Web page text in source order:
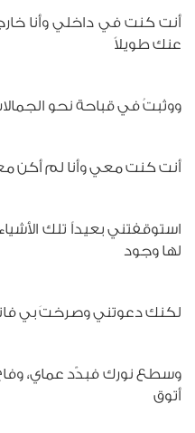
أنت كنت في داخلي وأنا
عنك طويلاً
ووثبتُ في قباحة نحو
أنت كنت معي وأنا لم أكن
استوقفتني بعيداً تلك
لها وجود
لكنك دعوتني وصرختَ بي
وسطع نورك فبدّد عماي،
أتوق